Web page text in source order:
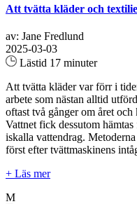
Att tvätta kläder och
av: Jane Fredlund
2025-03-03
Lästid 17 minuter
Att tvätta kläder var förr i
arbete som nästan alltid
oftast två gånger om året
Vattnet fick dessutom
iskalla vattendrag.
först efter tvättmaskinens
+ Läs mer
M